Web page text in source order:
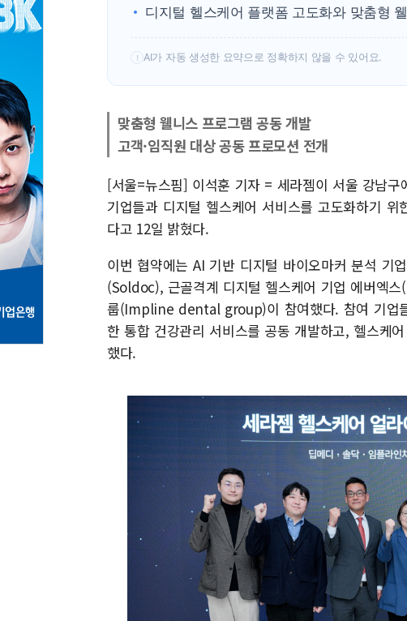
디지털 헬스케어 플랫폼 고도화와 맞춤형
! AI가 자동 생성한 요약으로 정확하지 않을 수 있어요.
맞춤형 웰니스 프로그램 공동 개발
고객·임직원 대상 공동 프로모션 전개
[서울=뉴스핌] 이석훈 기자 = 세라젬이 서울 강남
기업들과 디지털 헬스케어 서비스를 고도화하기
다고 12일 밝혔다.
이번 협약에는 AI 기반 디지털 바이오마커 분석
(Soldoc), 근골격계 디지털 헬스케어 기업 에버엑
룹(Impline dental group)이 참여했다. 참여 기업
한 통합 건강관리 서비스를 공동 개발하고, 헬스케
했다.